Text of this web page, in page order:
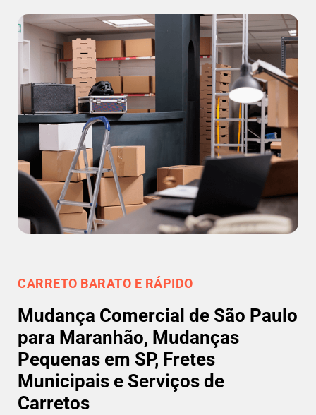
CARRETO BARATO E RÁPIDO
Mudança Comercial de São Paulo
para Maranhão, Mudanças
Pequenas em SP, Fretes
Municipais e Serviços de
Carretos